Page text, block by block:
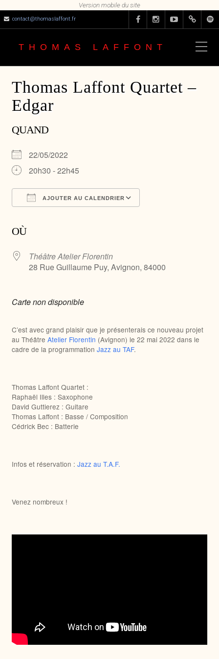
contact@thomaslaffont.fr
THOMAS LAFFONT
Thomas Laffont Quartet –
Edgar
QUAND
22/05/2022
20h30 - 22h45
AJOUTER AU CALENDRIER
OÙ
Théâtre Atelier Florentin
28 Rue Guillaume Puy, Avignon, 84000
Carte non disponible
C’est avec grand plaisir que je présenterais ce nouveau projet
au Théâtre Atelier Florentin (Avignon) le 22 mai 2022 dans le
cadre de la programmation Jazz au TAF.
Thomas Laffont Quartet :
Raphaël Illes : Saxophone
David Guttierez : Guitare
Thomas Laffont : Basse / Composition
Cédrick Bec : Batterie
Infos et réservation : Jazz au T.A.F.
Venez nombreux !